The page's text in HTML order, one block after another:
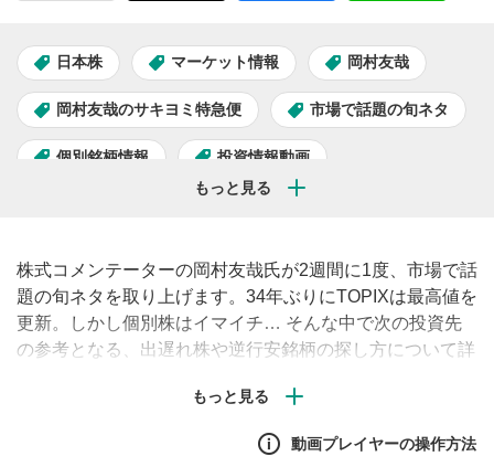
日本株 マーケット情報 岡村友哉
岡村友哉のサキヨミ特急便 市場で話題の旬ネタ
個別銘柄情報 投資情報動画
株式コメンテーターの岡村友哉氏が2週間に1度、市場で話
題の旬ネタを取り上げます。34年ぶりにTOPIXは最高値を
更新。しかし個別株はイマイチ… そんな中で次の投資先
の参考となる、出遅れ株や逆行安銘柄の探し方について詳
動画プレイヤーの操作方法